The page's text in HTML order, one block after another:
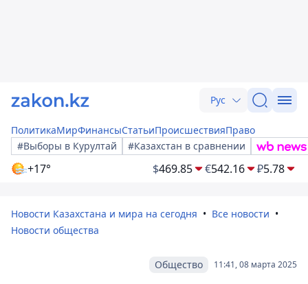
Рус
ПолитикаМирФинансыСтатьиПроисшествияПраво
#Выборы в Курултай
#Казахстан в сравнении
+17° $469.85 €542.16 ₽5.78
Новости Казахстана и мира на сегодня
Все новости
Новости общества
11:41, 08 марта 2025
Общество